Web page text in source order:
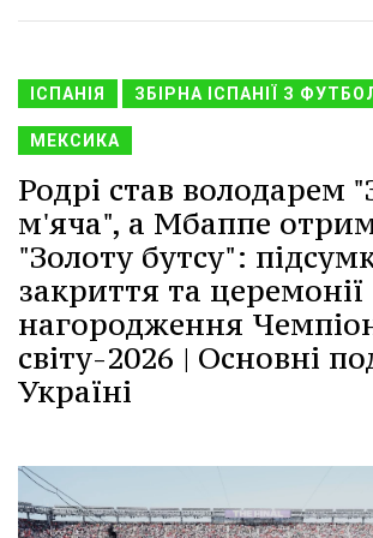
ІСПАНІЯ ЗБІРНА ІСПАНІЇ З
МЕКСИКА
Родрі став володарем
м'яча", а Мбаппе
"Золоту бутсу":
закриття та церемонії
нагородження
світу-2026 | Основні
Україні